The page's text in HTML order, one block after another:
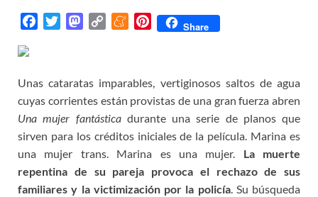
b
o
o
k
t
e
r
M
o
d
o
n
L
i
n
k
M
a
m
e
P
e
r
e
s
t
Share
Unas cataratas imparables, vertiginosos saltos de agua
cuyas corrientes están provistas de una gran fuerza abren
Una mujer fantástica durante una serie de planos que
sirven para los créditos iniciales de la película. Marina es
una mujer trans. Marina es una mujer. La muerte
repentina de su pareja provoca el rechazode sus
familiares y lavictimización por la policía. Su búsqueda